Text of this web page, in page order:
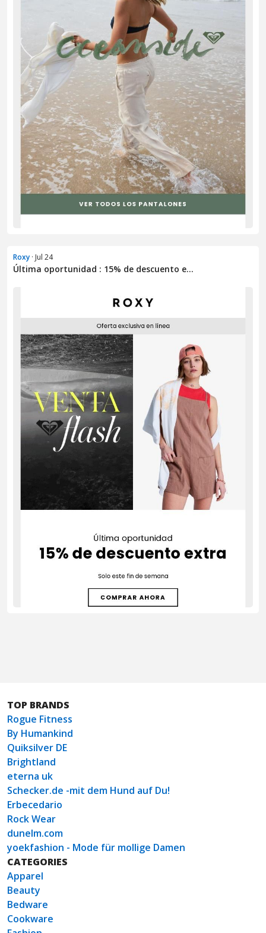
Roxy · Jul 24
Última oportunidad : 15% de descuento e...
TOP BRANDS
Rogue Fitness
By Humankind
Quiksilver DE
Brightland
eterna uk
Schecker.de -mit dem Hund auf Du!
Erbecedario
Rock Wear
dunelm.com
yoekfashion - Mode für mollige Damen
CATEGORIES
Apparel
Beauty
Bedware
Cookware